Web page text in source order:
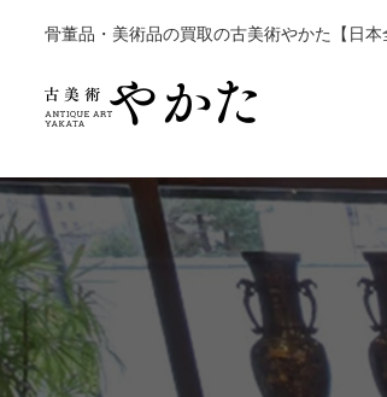
骨董品・美術品の買取の古美術やかた【日本